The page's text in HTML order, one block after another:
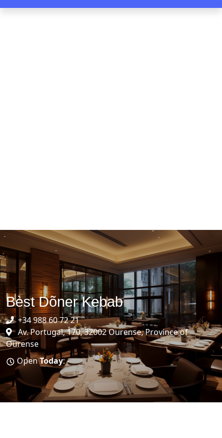
Bèst Dõner Kebab
+34 988 60 72 21
Av. Portugal, 170, 32002 Ourense, Province of
Ourense
OpenToday: -